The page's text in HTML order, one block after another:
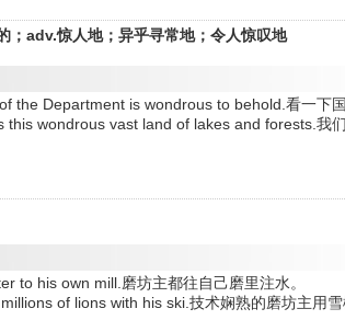
；adv.惊人地；异乎寻常地；令人惊叹地
the Department is wondrous to behold.看一下
this wondrous vast land of lakes and forests.我
to his own mill.磨坊主都往自己磨里注水。
of lions with his ski.技术娴熟的磨坊主用雪